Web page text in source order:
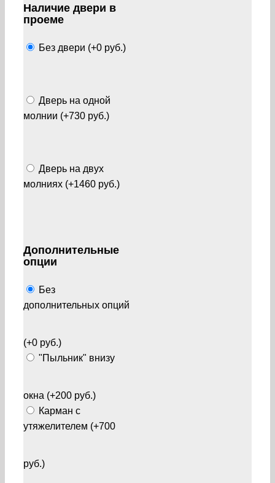
Наличие двери в
проеме
Без двери (+0 руб.)
Дверь на одной
молнии (+730 руб.)
Дверь на двух
молниях (+1460 руб.)
Дополнительные
опции
Без
дополнительных опций
(+0 руб.)
"Пыльник" внизу
окна (+200 руб.)
Карман с
утяжелителем (+700
руб.)